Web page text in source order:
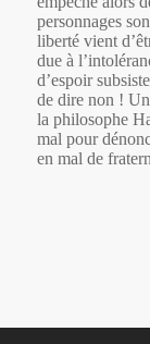
personnages
liberté vient
due à
d’espoir
de dire non !
la philosophe
mal pour
en mal de